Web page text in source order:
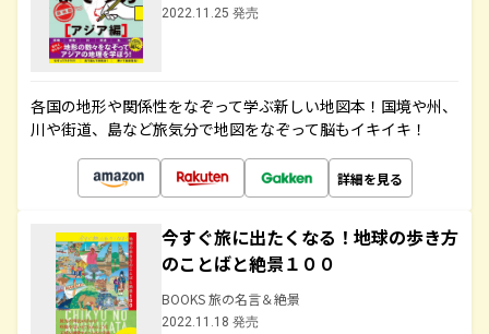
2022.11.25 発売
各国の地形や関係性をなぞって学ぶ新しい地図本！国境や州、
川や街道、島など旅気分で地図をなぞって脳もイキイキ！
詳細を見る
今すぐ旅に出たくなる！地球の歩き方
のことばと絶景１００
BOOKS 旅の名言＆絶景
2022.11.18 発売